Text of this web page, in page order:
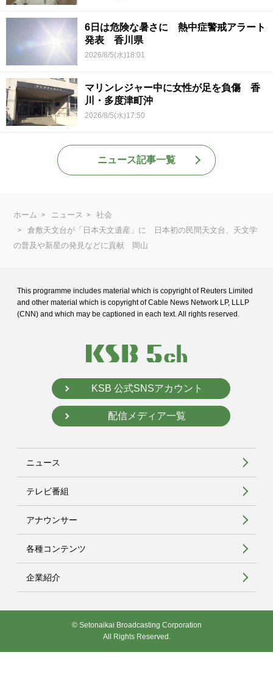
6日は危険な暑さに 熱中症警戒アラート
発表 香川県
2026/8/5(水)18:01
マリンレジャー中に女性が足を負傷 香
川・多度津町沖
2026/8/5(水)17:50
ニュース記事一覧
ホーム ニュース
社会
倉敷天文台が「日本天文遺産」に 日本初の民間天文台、天文学
の普及や新星の発見などに貢献 岡山
This programme includes material which is copyright of Reuters Limited
and other material which is copyright of Cable News Network LP, LLLP
(CNN) and which may be captioned in each text. All rights reserved.
KSB 公式SNSアカウント
配信メディア一覧
ニュース
テレビ番組
アナウンサー
各種コンテンツ
企業紹介
© Setonaikai Broadcasting Corporation
All Rights Reserved.